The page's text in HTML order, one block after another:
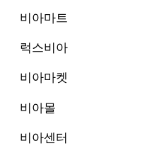
비아마트
럭스비아
비아마켓
비아몰
비아센터